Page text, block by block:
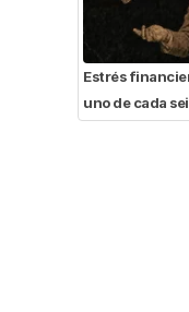
Estrés
uno de cada